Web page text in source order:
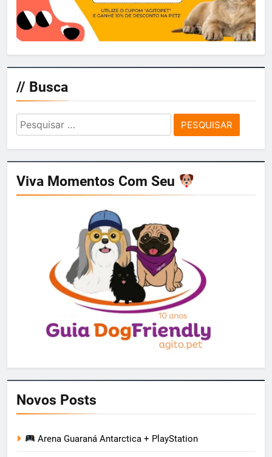
// Busca
Pesquisar
por:
Viva Momentos Com Seu
Novos Posts
Arena Guaraná Antarctica + PlayStation